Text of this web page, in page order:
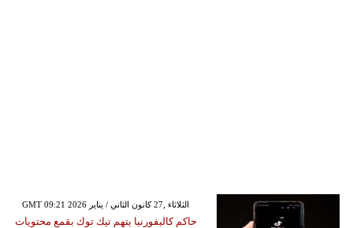
GMT 09:21 2026 الثلاثاء ,27 كانون الثاني / يناير
حاكم كاليفورنيا يتهم تيك توك بقمع محتويات